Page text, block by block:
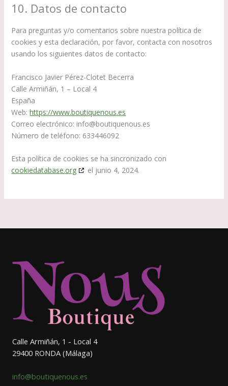
10. Datos de contacto
Para preguntas y/o comentarios sobre nuestra política de
cookies y esta declaración, por favor, contacta con nosotros
usando los siguientes datos de contacto:
Francisco Javier Pérez-Clotet Becerra
Calle Armiñán, 1 – Local 4
España
Web:https://www.boutiquenous.es
Correo electrónico: info@boutiquenous.es
Número de teléfono: 633446092
Esta política de cookies se ha sincronizado con
cookiedatabase.org
el junio 4, 2024.
Calle Armiñán, 1 - Local 4
29400 RONDA (Málaga)
info@boutiquenous.es